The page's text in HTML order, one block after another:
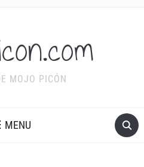
MOJO PICÓN
MENU